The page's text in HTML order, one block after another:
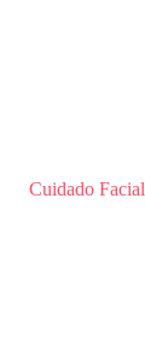
Cuidado Facial